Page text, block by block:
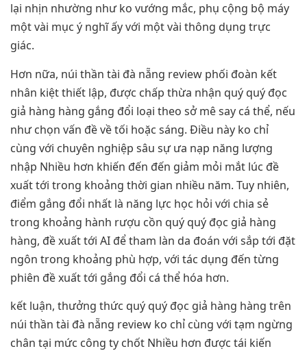
lại nhịn nhường như ko vướng mắc, phụ cộng bộ máy
một vài mục ý nghĩ ấy với một vài thông dụng trực
giác.
Hơn nữa, núi thần tài đà nẵng review phối đoàn kết
nhân kiệt thiết lập, được chấp thừa nhận quý quý đọc
giả hàng hàng gắng đổi loại theo sở mê say cá thể, nếu
như chọn vấn đề về tối hoặc sáng. Điều này ko chỉ
cùng với chuyên nghiệp sâu sự ưa nạp năng lượng
nhập Nhiều hơn khiến đến đến giảm mỏi mắt lúc đề
xuất tới trong khoảng thời gian nhiều năm. Tuy nhiên,
điểm gắng đổi nhất là năng lực học hỏi với chia sẻ
trong khoảng hành rượu cồn quý quý đọc giả hàng
hàng, đề xuất tới AI để tham làn da đoán với sắp tới đặt
ngôn trong khoảng phù hợp, với tác dụng đến từng
phiên đề xuất tới gắng đổi cá thể hóa hơn.
kết luận, thưởng thức quý quý đọc giả hàng hàng trên
núi thần tài đà nẵng review ko chỉ cùng với tạm ngừng
chân tại mức công ty chốt Nhiều hơn được tái kiến